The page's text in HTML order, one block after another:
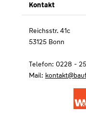
Kontakt
Reichsstr. 41c
53125 Bonn
Telefon: 0228 -
Mail: